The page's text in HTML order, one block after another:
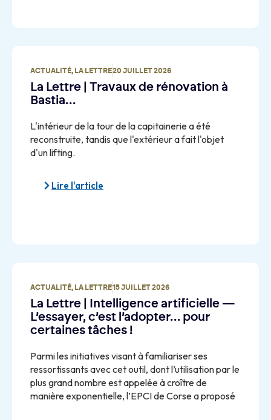
ACTUALITÉ, LA LETTRE20 JUILLET 2026
La Lettre | Travaux de rénovation à
Bastia…
L'intérieur de la tour de la capitainerie a été
reconstruite, tandis que l'extérieur a fait l'objet
d'un lifting.
Lire l'article
ACTUALITÉ, LA LETTRE15 JUILLET 2026
La Lettre | Intelligence artificielle —
L’essayer, c’est l’adopter… pour
certaines tâches !
Parmi les initiatives visant à familiariser ses
ressortissants avec cet outil, dont l’utilisation par le
plus grand nombre est appelée à croître de
manière exponentielle, l’EPCI de Corse a proposé